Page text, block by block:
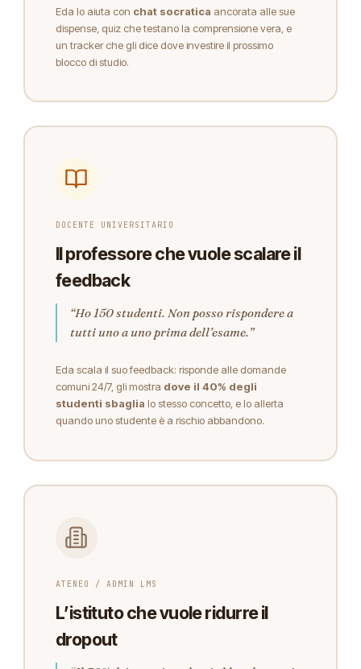
Eda lo aiuta con chat socratica ancorata alle sue
dispense, quiz che testano la comprensione vera, e
un tracker che gli dice dove investire il prossimo
blocco di studio.
DOCENTE UNIVERSITARIO
Il professore che vuole scalare il
feedback
“Ho 150 studenti. Non posso rispondere a
tutti uno a uno prima dell’esame.”
Eda scala il suo feedback: risponde alle domande
comuni 24/7, gli mostra dove il 40% degli
studenti sbaglia lo stesso concetto, e lo allerta
quando uno studente è a rischio abbandono.
ATENEO / ADMIN LMS
L’istituto che vuole ridurre il
dropout